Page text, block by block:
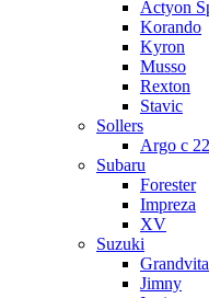
Actyon
Korando
Kyron
Musso
Rexton
Stavic
Sollers
Argo с
Subaru
Forester
Impreza
XV
Suzuki
Jimny